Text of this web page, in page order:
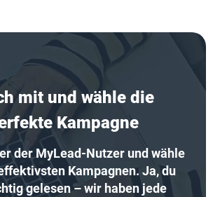
mit und wähle die
Kampagne
der MyLead-Nutzer und wähle
Kampagnen. Ja, du
gelesen – wir haben jede